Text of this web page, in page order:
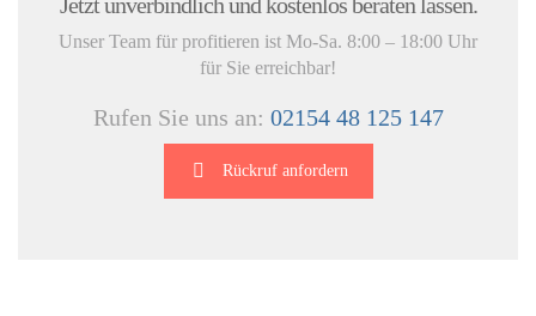
Unser Team für profitieren ist Mo-Sa. 8:00 – 18:00 Uhr
für Sie erreichbar!
Rufen Sie uns an: 02154 48 125 147
Rückruf anfordern